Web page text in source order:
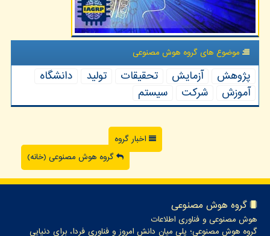
موضوع های گروه هوش مصنوعی
پژوهش آزمایش تحقیقات تولید
دانشگاه
آموزش
شركت سیستم
اخبار گروه
گروه هوش مصنوعی (خانه)
گروه هوش مصنوعی
هوش مصنوعی و فناوری اطلاعات
گروه هوش مصنوعی؛ پلی میان دانش امروز و فناوری فردا، برای دنیایی